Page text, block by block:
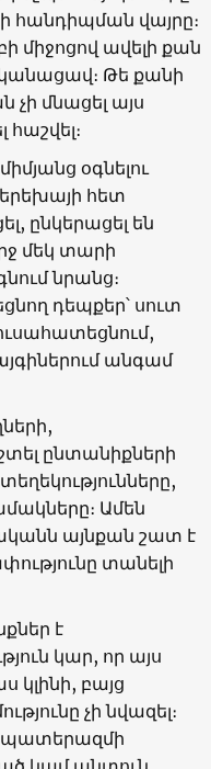
հանդիպման վայրը։
միջոցով ավելի քան
Թե քանի
մնացել այս
հաշվել։
օգնելու
երեխայի հետ
ընկերացել են
մեկ տարի
նրանց։
դեպքեր՝ սուտ
անգամ
ընտանիքների
Ամեն
այնքան շատ է
տանելի
է
կար, որ այս
կլինի, բայց
չի նվազել։
պատերազմի